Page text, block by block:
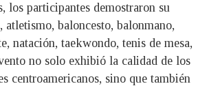
los participantes demostraron su
atletismo, baloncesto, balonmano,
natación, taekwondo, tenis de mesa,
no solo exhibió la calidad de los
centroamericanos, sino que también